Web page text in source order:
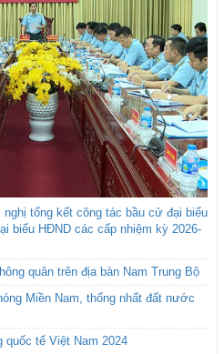
tổng kết công tác bầu cử đại biểu
biểu HĐND các cấp nhiệm kỳ 2026-
quân trên địa bàn Nam Trung Bộ
Miền Nam, thống nhất đất nước
quốc tế Việt Nam 2024